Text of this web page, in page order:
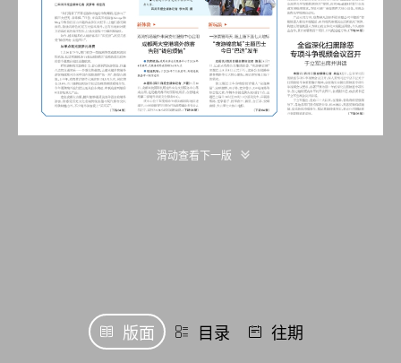
滑动查看下一版
版面 目录 往期